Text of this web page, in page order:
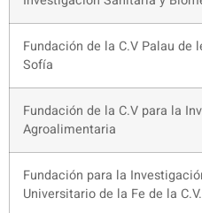
Fundación de la C.V Palau de
Sofía
Fundación de la C.V para la
Agroalimentaria
Fundación para la
Universitario de la Fe de la C.V.